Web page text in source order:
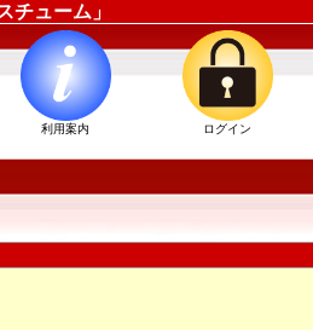
ューム」
利用案内 ログイン